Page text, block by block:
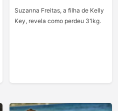
Suzanna Freitas, a filha de Kelly
Key, revela como perdeu 31kg.